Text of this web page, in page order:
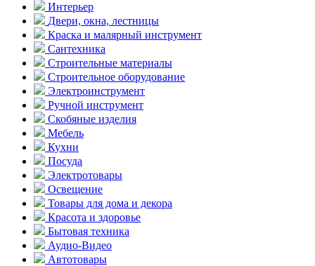
Интерьер
Двери, окна, лестницы
Краска и малярный инструмент
Сантехника
Строительные материалы
Строительное оборудование
Электроинструмент
Ручной инструмент
Скобяные изделия
Мебель
Кухни
Посуда
Электротовары
Освещение
Товары для дома и декора
Красота и здоровье
Бытовая техника
Аудио-Видео
Автотовары